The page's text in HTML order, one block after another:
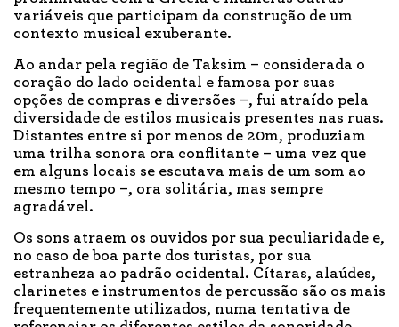
variáveis que participam da construção de um
contexto musical exuberante.
Ao andar pela região de Taksim – considerada o
coração do lado ocidental e famosa por suas
opções de compras e diversões –, fui atraído pela
diversidade de estilos musicais presentes nas ruas.
Distantes entre si por menos de 20m, produziam
uma trilha sonora ora conflitante – uma vez que
em alguns locais se escutava mais de um som ao
mesmo tempo –, ora solitária, mas sempre
agradável.
Os sons atraem os ouvidos por sua peculiaridade e,
no caso de boa parte dos turistas, por sua
estranheza ao padrão ocidental. Cítaras, alaúdes,
clarinetes e instrumentos de percussão são os mais
frequentemente utilizados, numa tentativa de